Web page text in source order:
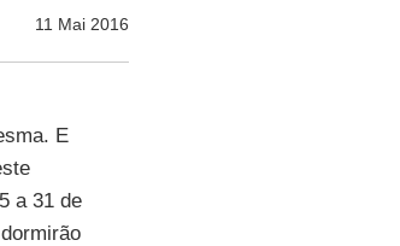
11 Mai 2016
E
a 31 de